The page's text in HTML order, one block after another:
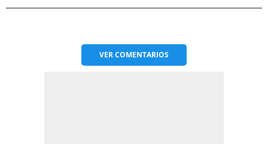
VERCOMENTARIOS